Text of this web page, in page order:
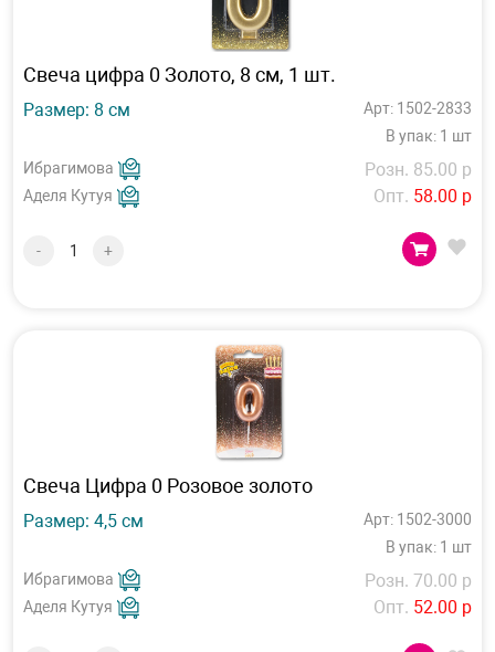
Свеча цифра 0 Золото, 8 см, 1 шт.
Размер: 8 см
Арт: 1502-2833
В упак: 1 шт
Ибрагимова
Аделя Кутуя
Розн. 85.00 р
Опт. 58.00 р
- +
Свеча Цифра 0 Розовое золото
Размер: 4,5 см
Арт: 1502-3000
В упак: 1 шт
Ибрагимова
Аделя Кутуя
Розн. 70.00 р
Опт. 52.00 р